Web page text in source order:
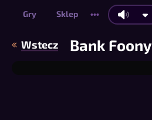
Gry Sklep •••
Wstecz Bank Foony